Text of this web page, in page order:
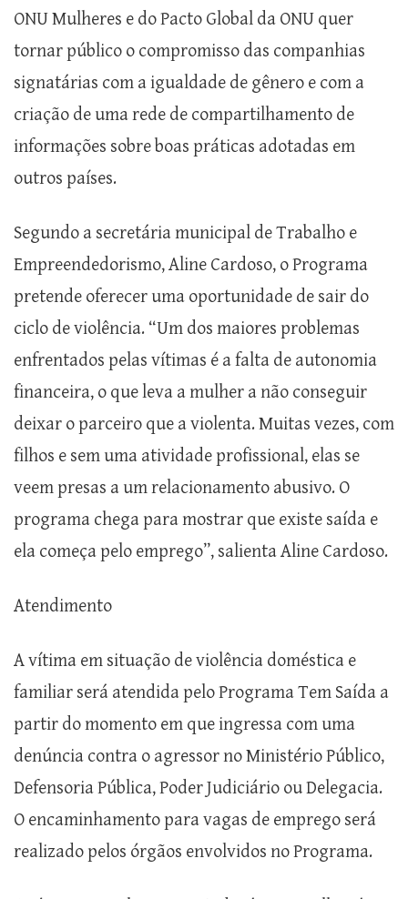
ONU Mulheres e do Pacto Global da ONU quer
tornar público o compromisso das companhias
signatárias com a igualdade de gênero e com a
criação de uma rede de compartilhamento de
informações sobre boas práticas adotadas em
outros países.
Segundo a secretária municipal de Trabalho e
Empreendedorismo, Aline Cardoso, o Programa
pretende oferecer uma oportunidade de sair do
ciclo de violência. “Um dos maiores problemas
enfrentados pelas vítimas é a falta de autonomia
financeira, o que leva a mulher a não conseguir
deixar o parceiro que a violenta. Muitas vezes, com
filhos e sem uma atividade profissional, elas se
veem presas a um relacionamento abusivo. O
programa chega para mostrar que existe saída e
ela começa pelo emprego”, salienta Aline Cardoso.
Atendimento
A vítima em situação de violência doméstica e
familiar será atendida pelo Programa Tem Saída a
partir do momento em que ingressa com uma
denúncia contra o agressor no Ministério Público,
Defensoria Pública, Poder Judiciário ou Delegacia.
O encaminhamento para vagas de emprego será
realizado pelos órgãos envolvidos no Programa.